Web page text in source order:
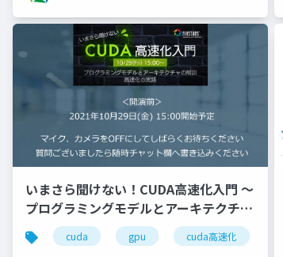
いまさら聞けない！CUDA高速化入門 ～
プログラミングモデルとアーキテクチャ
の解説、高速化の実践～
（2021/10/29）
cuda gpu cuda高速化